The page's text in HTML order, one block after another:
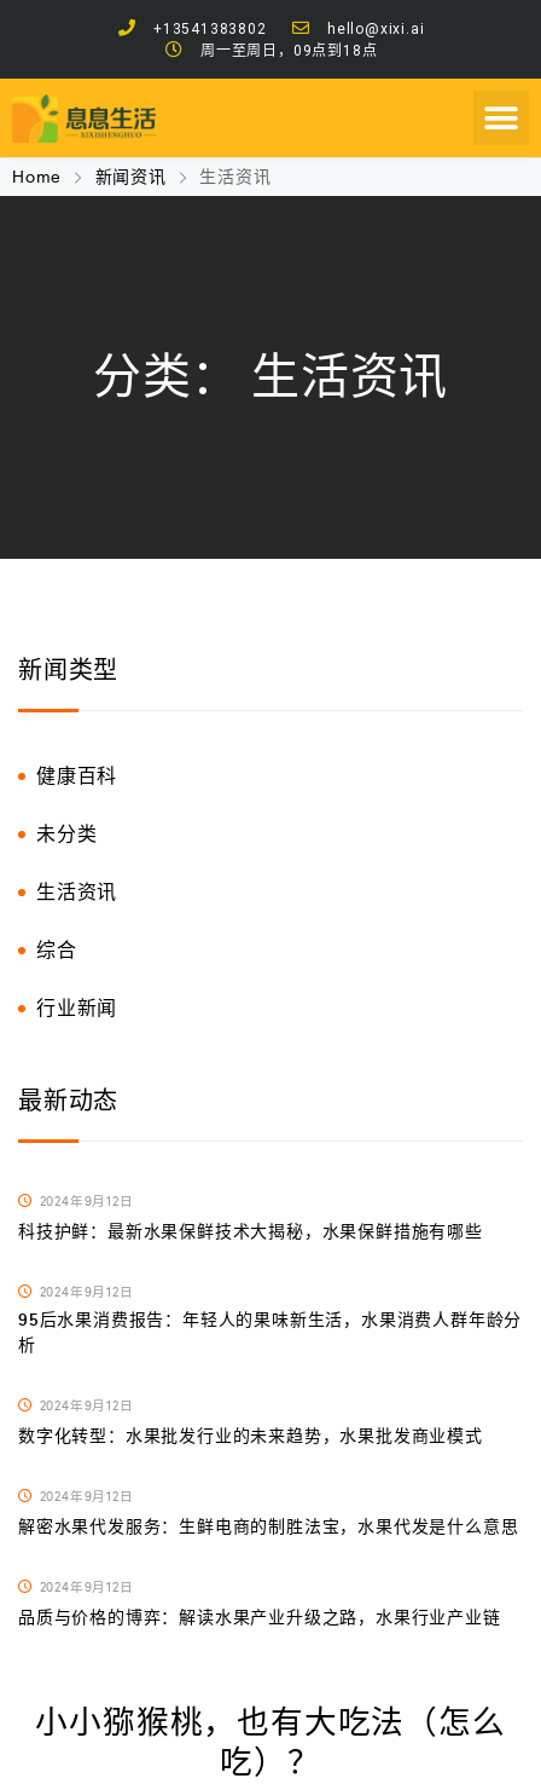
+13541383802
hello@xixi.ai
周一至周日，09点到18点
Home 新闻资讯 生活资讯
分类： 生活资讯
小小猕猴桃，也有大吃法（怎么
吃）？
新闻类型
健康百科
未分类
生活资讯
综合
行业新闻
最新动态
2024年9月12日
科技护鲜：最新水果保鲜技术大揭秘，水果保鲜措施有哪些
2024年9月12日
95后水果消费报告：年轻人的果味新生活，水果消费人群年龄分
析
2024年9月12日
数字化转型：水果批发行业的未来趋势，水果批发商业模式
2024年9月12日
解密水果代发服务：生鲜电商的制胜法宝，水果代发是什么意思
2024年9月12日
品质与价格的博弈：解读水果产业升级之路，水果行业产业链